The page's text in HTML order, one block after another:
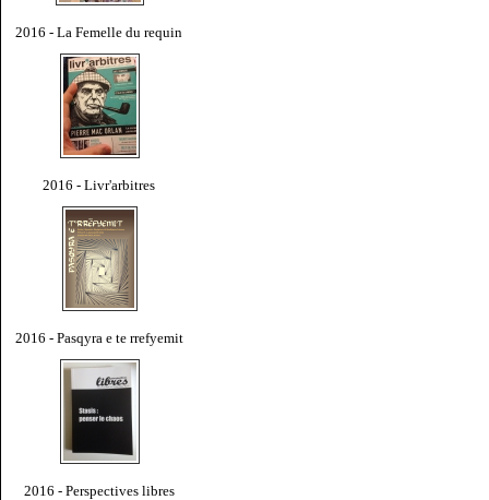
2016 - La Femelle du requin
2016 - Livr'arbitres
2016 - Pasqyra e te rrefyemit
2016 - Perspectives libres